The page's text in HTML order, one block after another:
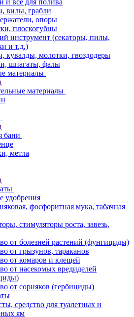
и все для полива
вилы, грабли
опоры
плоскогубцы
инструмент (секаторы, пилы,
и т.д.)
кувалды, молотки, гвоздодеры
шпагаты, фалы
материалы
материалы
бани
метла
удобрения
фосфоритная мука, табачная
стимуляторы роста, завезь,
от болезней растений (фунгициды)
от грызунов, тараканов
от комаров и клещей
от насекомых вредиделей
от сорняков (гербициды)
средство для туалетных и
ям